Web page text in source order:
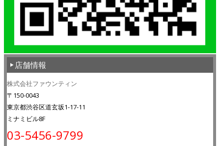
店舗情報
株式会社ファウンティン
〒150-0043
東京都渋谷区道玄坂1-17-11
ミナミビル8F
03-5456-9799